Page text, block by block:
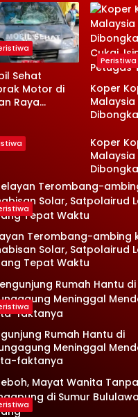
Sehat
Motor di
Raya
Peristiwa
Koper
Malaysia
Petugas
Koper
Malaysia
Cukai,
Petugas
Terombang-ambing
Solar, Satpolairud
Tepat Waktu
Rumah Hantu di
Meninggal
faktanya